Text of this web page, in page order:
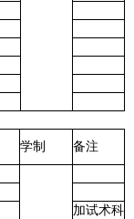
学制 备注
加试术科